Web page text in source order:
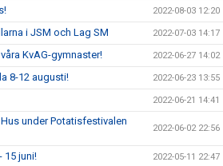
2022-08-03 12:20
i JSM och Lag SM 2022-07-03 14:17
KvAG-gymnaster! 2022-06-27 14:02
8-12 augusti! 2022-06-23 13:55
2022-06-21 14:41
under Potatisfestivalen
2022-06-02 22:56
15 juni! 2022-05-11 22:47